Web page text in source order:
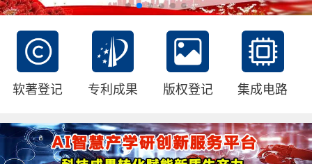
软著登记 专利成果 版权登记 集成电路